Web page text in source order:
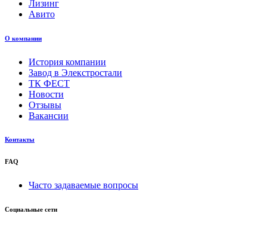
Лизинг
Авито
О компании
История компании
Завод в Элекстростали
ТК ФЕСТ
Новости
Отзывы
Вакансии
Контакты
FAQ
Часто задаваемые вопросы
Социальные сети